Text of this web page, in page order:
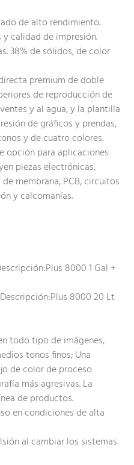
de alto rendimiento.
calidad de impresión.
38% de sólidos, de color
premium de doble
de reproducción de
y al agua, y la plantilla
de gráficos y prendas,
y de cuatro colores.
opción para aplicaciones
piezas electrónicas,
membrana, PCB, circuitos
y calcomanías.
8000 1 Gal +
8000 20 Lt
todo tipo de imágenes,
tonos finos; Una
de color de proceso
más agresivas. La
de productos.
en condiciones de alta
al cambiar los sistemas